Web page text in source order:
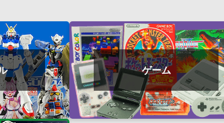
ゲーム